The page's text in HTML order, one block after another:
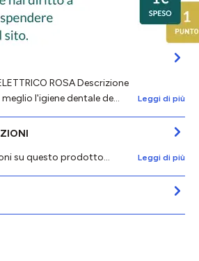
ROSA Descrizione
l'igiene dentale de…
Leggi di più
su questo prodotto...
Leggi di più